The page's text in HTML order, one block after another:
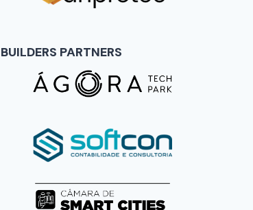
BUILDERS PARTNERS